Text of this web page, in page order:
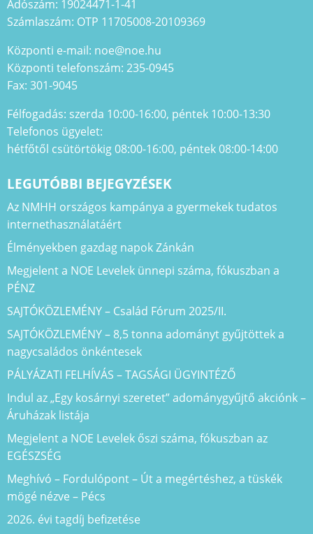
Adószám: 19024471-1-41
Számlaszám: OTP 11705008-20109369
Központi e-mail: noe@noe.hu
Központi telefonszám: 235-0945
Fax: 301-9045
Félfogadás: szerda 10:00-16:00, péntek 10:00-13:30
Telefonos ügyelet:
hétfőtől csütörtökig 08:00-16:00, péntek 08:00-14:00
LEGUTÓBBI BEJEGYZÉSEK
Az NMHH országos kampánya a gyermekek tudatos
internethasználatáért
Élményekben gazdag napok Zánkán
Megjelent a NOE Levelek ünnepi száma, fókuszban a
PÉNZ
SAJTÓKÖZLEMÉNY – Család Fórum 2025/II.
SAJTÓKÖZLEMÉNY – 8,5 tonna adományt gyűjtöttek a
nagycsaládos önkéntesek
PÁLYÁZATI FELHÍVÁS – TAGSÁGI ÜGYINTÉZŐ
Indul az „Egy kosárnyi szeretet” adománygyűjtő akciónk –
Áruházak listája
Megjelent a NOE Levelek őszi száma, fókuszban az
EGÉSZSÉG
Meghívó – Fordulópont – Út a megértéshez, a tüskék
mögé nézve – Pécs
2026. évi tagdíj befizetése